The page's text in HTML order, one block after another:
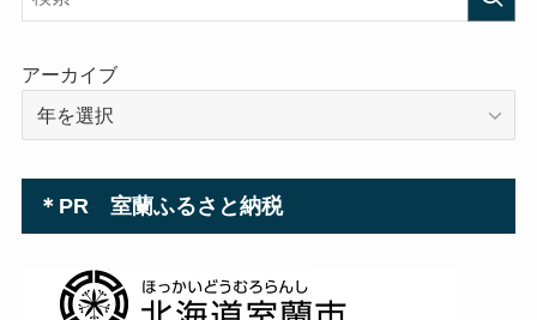
ス
アーカイブ
＊PR 室蘭ふるさと納税